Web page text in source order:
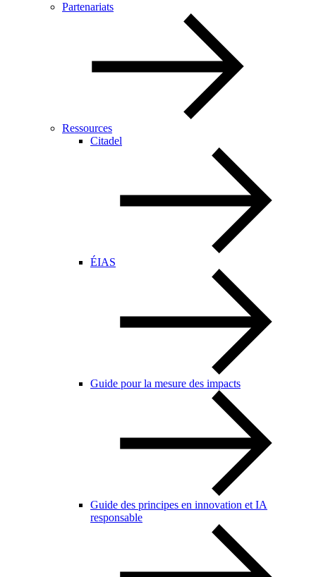
Partenariats
Ressources
Citadel
ÉIAS
Guide pour la mesure des impacts
Guide des principes en innovation et IA
responsable